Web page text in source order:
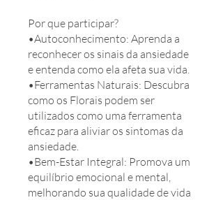
Por que participar?
•Autoconhecimento: Aprenda a
reconhecer os sinais da ansiedade
e entenda como ela afeta sua vida.
•Ferramentas Naturais: Descubra
como os Florais podem ser
utilizados como uma ferramenta
eficaz para aliviar os sintomas da
ansiedade.
•Bem-Estar Integral: Promova um
equilíbrio emocional e mental,
melhorando sua qualidade de vida